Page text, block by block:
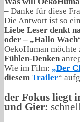
– Danke für diese
Die Antwort ist so
Liebe Leser denkt
oder – „Hallo
OekoHuman möchte
Fühlen-Denken
Wie im Film: „Der
diesem Trailer“
der Fokus liegt
und Gier: